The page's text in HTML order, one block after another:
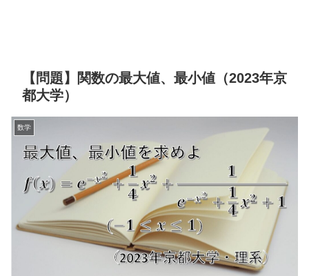
【問題】関数の最大値、最小値（2023年京
都大学）
数学